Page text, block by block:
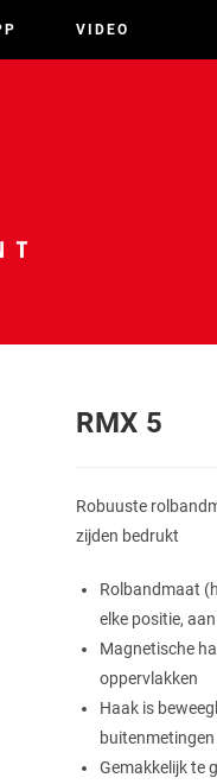
VIDEO
RMX 5
Robuuste
zijden bedrukt
Rolbandmaat
elke positie,
Magnetische
oppervlakken
Haak is
buitenmetingen
Gemakkelijk te